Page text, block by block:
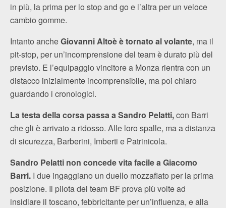
in più, la prima per lo stop and go e l’altra per un veloce
cambio gomme.
Intanto ancheGiovanni Altoè è tornato al volante, ma il
pit-stop, per un’incomprensione del team è durato più del
previsto. E l’equipaggio vincitore a Monza rientra con un
distacco inizialmente incomprensibile, ma poi chiaro
guardando i cronologici.
La testa della corsa passa a Sandro Pelatti,con Barri
che gli è arrivato a ridosso. Alle loro spalle, ma a distanza
di sicurezza, Barberini, Imberti e Patrinicola.
Sandro Pelatti non concede vita facile a Giacomo
Barri. I due ingaggiano un duello mozzafiato per la prima
posizione. Il pilota del team BF prova più volte ad
insidiare il toscano, febbricitante per un’influenza, e alla